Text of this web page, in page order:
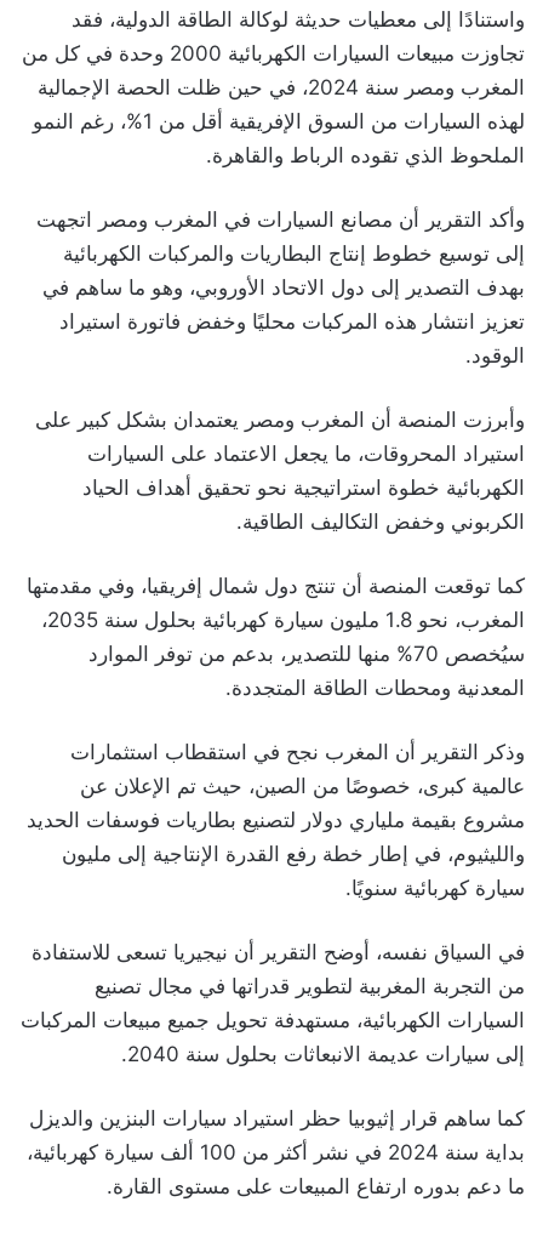
واستنادًا إلى معطيات حديثة لوكالة الطاقة الدولية، فقد
تجاوزت مبيعات السيارات الكهربائية 2000 وحدة في كل من
المغرب ومصر سنة 2024، في حين ظلت الحصة الإجمالية
لهذه السيارات من السوق الإفريقية أقل من 1%، رغم النمو
الملحوظ الذي تقوده الرباط والقاهرة.
وأكد التقرير أن مصانع السيارات في المغرب ومصر اتجهت
إلى توسيع خطوط إنتاج البطاريات والمركبات الكهربائية
بهدف التصدير إلى دول الاتحاد الأوروبي، وهو ما ساهم في
تعزيز انتشار هذه المركبات محليًا وخفض فاتورة استيراد
الوقود.
وأبرزت المنصة أن المغرب ومصر يعتمدان بشكل كبير على
استيراد المحروقات، ما يجعل الاعتماد على السيارات
الكهربائية خطوة استراتيجية نحو تحقيق أهداف الحياد
الكربوني وخفض التكاليف الطاقية.
كما توقعت المنصة أن تنتج دول شمال إفريقيا، وفي مقدمتها
المغرب، نحو 1.8 مليون سيارة كهربائية بحلول سنة 2035،
سيُخصص 70% منها للتصدير، بدعم من توفر الموارد
المعدنية ومحطات الطاقة المتجددة.
وذكر التقرير أن المغرب نجح في استقطاب استثمارات
عالمية كبرى، خصوصًا من الصين، حيث تم الإعلان عن
مشروع بقيمة ملياري دولار لتصنيع بطاريات فوسفات الحديد
والليثيوم، في إطار خطة رفع القدرة الإنتاجية إلى مليون
سيارة كهربائية سنويًا.
في السياق نفسه، أوضح التقرير أن نيجيريا تسعى للاستفادة
من التجربة المغربية لتطوير قدراتها في مجال تصنيع
السيارات الكهربائية، مستهدفة تحويل جميع مبيعات المركبات
إلى سيارات عديمة الانبعاثات بحلول سنة 2040.
كما ساهم قرار إثيوبيا حظر استيراد سيارات البنزين والديزل
بداية سنة 2024 في نشر أكثر من 100 ألف سيارة كهربائية،
ما دعم بدوره ارتفاع المبيعات على مستوى القارة.